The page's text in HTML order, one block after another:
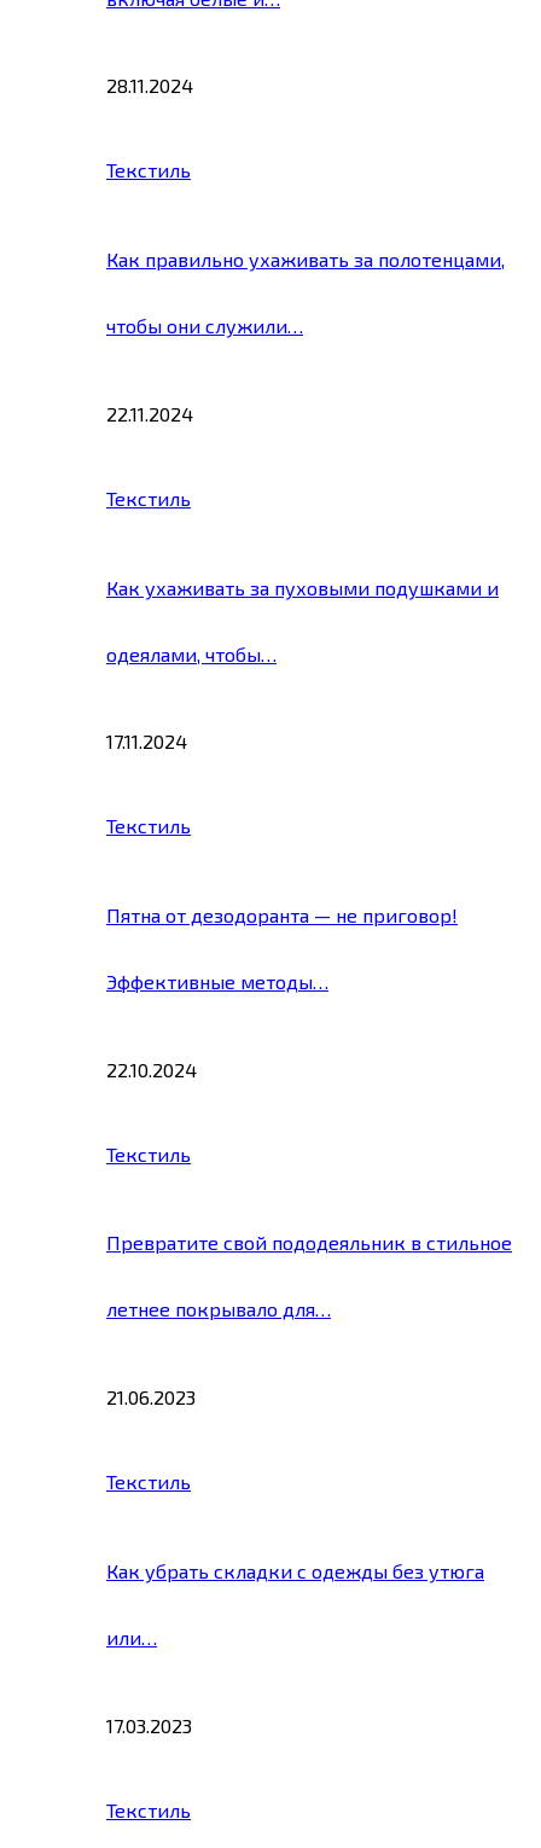
28.11.2024
Текстиль
Как правильно ухаживать за полотенцами,
чтобы они служили…
22.11.2024
Текстиль
Как ухаживать за пуховыми подушками и
одеялами, чтобы…
17.11.2024
Текстиль
Пятна от дезодоранта — не приговор!
Эффективные методы…
22.10.2024
Текстиль
Превратите свой пододеяльник в стильное
летнее покрывало для…
21.06.2023
Текстиль
Как убрать складки с одежды без утюга
или…
17.03.2023
Текстиль